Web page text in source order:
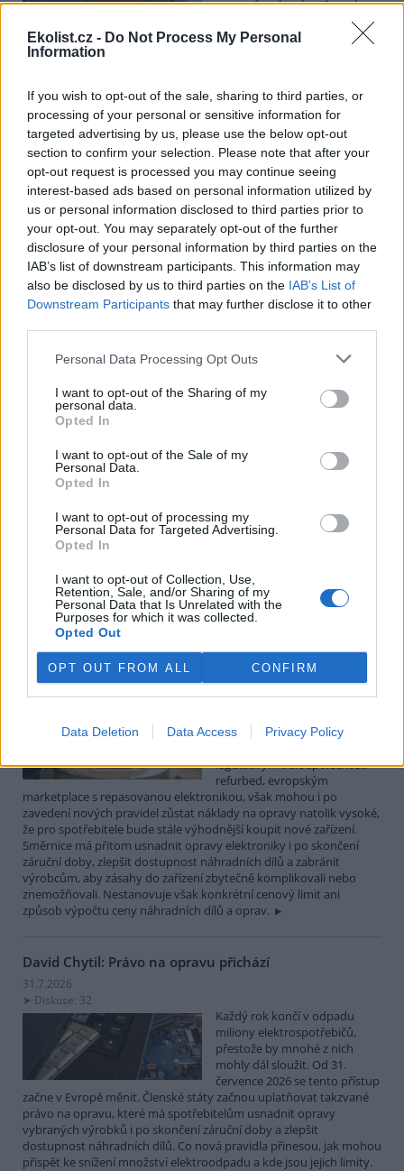
Ekolist.cz - Do Not Process My Personal
Information
If you wish to opt-out of the sale, sharing to third parties, or
processing of your personal or sensitive information for
targeted advertising by us, please use the below opt-out
section to confirm your selection. Please note that after your
opt-out request is processed you may continue seeing
interest-based ads based on personal information utilized by
us or personal information disclosed to third parties prior to
your opt-out. You may separately opt-out of the further
disclosure of your personal information by third parties on the
IAB’s list of downstream participants. This information may
also be disclosed by us to third parties on the IAB’s List of
Downstream Participants that may further disclose it to other
Personal Data Processing Opt Outs
I want to opt-out of the Sharing of my
personal data.
Opted In
I want to opt-out of the Sale of my
Personal Data.
Opted In
I want to opt-out of processing my
Personal Data for Targeted Advertising.
Opted In
I want to opt-out of Collection, Use,
Retention, Sale, and/or Sharing of my
Personal Data that Is Unrelated with the
Purposes for which it was collected.
Opted Out
OPT OUT FROM ALL CONFIRM
Data Deletion Data Access Privacy Policy
se to týká přibližně 1,1 milionu lidí, tedy zhruba 40 % osob žijících v
nájmu. K řešení krize dostupnosti bydlení je kromě nové výstavby
nutné systematicky využívat také renovace stávajících budov. Ty
centrech obcí, a zároveň snižovat jeho dlouhodobé provozní
náklady. Desetina českých domácností totiž vydává na bydlení více
než 40 % svých příjmů.
Greenpeace: Podpora moratoria na hlubokomořskou
těžbu vzrostla na 46 států. ČR mezi nimi zatím chybí
4.8.2026
Diskuse: 3
Přes víkend skončilo 31. Valné
shromáždění Mezinárodního
úřadu pro mořské dno (ISA),
kde měla své zastoupení i
Česká republika. Zasedání
skončilo zklamáním, protože se vládám členských států nepodařilo
nebudou tolerovány.
Luboš Pavlovič: Veřejnost může do poloviny srpna
připomínkovat plavební kanál u Přelouče
3.8.2026
Diskuse: 16
července 2026 zahájení
zjišťovacího řízení pro záměr
do Pardubic. Veřejnost může své vyjádření k vlivům této stavby na
životní prostředí poslat ministerstvu do 13. srpna 2026.
Kilian Kaminski: Evropa slibuje právo na opravu.
Budou ale opravy skutečně levnější?
1.8.2026
Diskuse: 41
novou evropskou směrnici o
legislativy. Podle společnosti
refurbed, evropským
marketplace s repasovanou elektronikou, však mohou i po
zavedení nových pravidel zůstat náklady na opravy natolik vysoké,
že pro spotřebitele bude stále výhodnější koupit nové zařízení.
Směrnice má přitom usnadnit opravy elektroniky i po skončení
záruční doby, zlepšit dostupnost náhradních dílů a zabránit
výrobcům, aby zásahy do zařízení zbytečně komplikovali nebo
znemožňovali. Nestanovuje však konkrétní cenový limit ani
způsob výpočtu ceny náhradních dílů a oprav.
David Chytil: Právo na opravu přichází
31.7.2026
Diskuse: 32
Každý rok končí v odpadu
miliony elektrospotřebičů,
přestože by mnohé z nich
mohly dál sloužit. Od 31.
července 2026 se tento přístup
začne v Evropě měnit. Členské státy začnou uplatňovat takzvané
právo na opravu, které má spotřebitelům usnadnit opravy
vybraných výrobků i po skončení záruční doby a zlepšit
dostupnost náhradních dílů. Co nová pravidla přinesou, jak mohou
přispět ke snížení množství elektroodpadu a kde jsou jejich limity.